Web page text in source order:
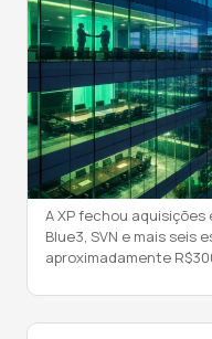
A XP fechou aquisições
Blue3, SVN e mais seis
aproximadamente
sócia. O dado consta
representa o